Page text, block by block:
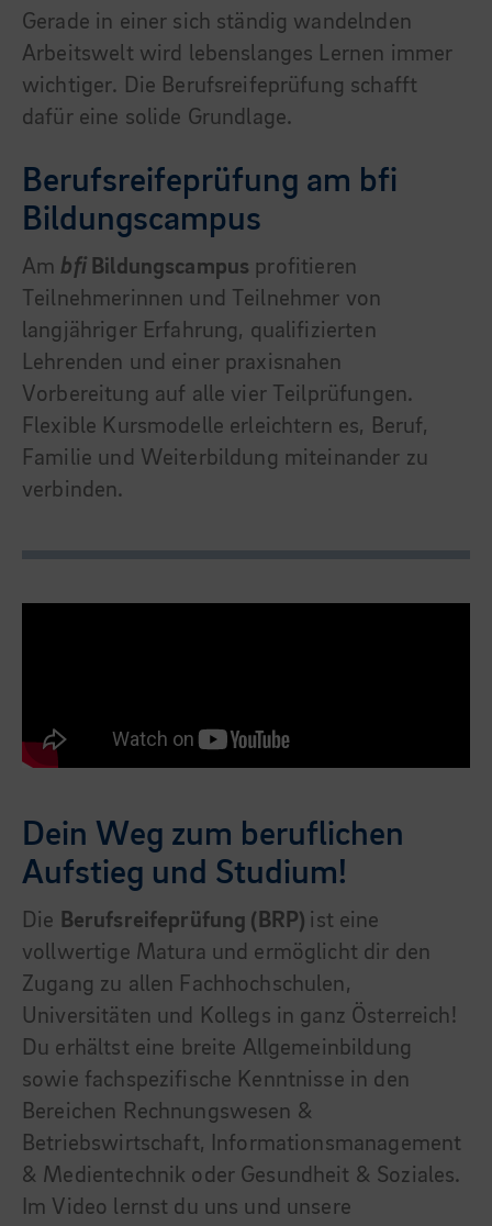
Gerade in einer sich ständig wandelnden
Arbeitswelt wird lebenslanges Lernen immer
wichtiger. Die Berufsreifeprüfung schafft
dafür eine solide Grundlage.
Berufsreifeprüfung am bfi
Bildungscampus
Ambfi Bildungscampus profitieren
Teilnehmerinnen und Teilnehmer von
langjähriger Erfahrung, qualifizierten
Lehrenden und einer praxisnahen
Vorbereitung auf alle vier Teilprüfungen.
Flexible Kursmodelle erleichtern es, Beruf,
Familie und Weiterbildung miteinander zu
verbinden.
Dein Weg zum beruflichen
Aufstieg und Studium!
Die Berufsreifeprüfung (BRP) ist eine
vollwertige Matura und ermöglicht dir den
Zugang zu allen Fachhochschulen,
Universitäten und Kollegs in ganz Österreich!
Du erhältst eine breite Allgemeinbildung
sowie fachspezifische Kenntnisse in den
Bereichen Rechnungswesen &
Betriebswirtschaft, Informationsmanagement
& Medientechnik oder Gesundheit & Soziales.
Im Video lernst du uns und unsere